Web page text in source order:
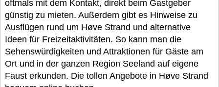
oftmals mit dem Kontakt, direkt beim Gastgeber
günstig zu mieten. Außerdem gibt es Hinweise zu
Ausflügen rund um Høve Strand und alternative
Ideen für Freizeitaktivitäten. So kann man die
Sehenswürdigkeiten und Attraktionen für Gäste am
Ort und in der ganzen Region Seeland auf eigene
Faust erkunden. Die tollen Angebote in Høve Strand